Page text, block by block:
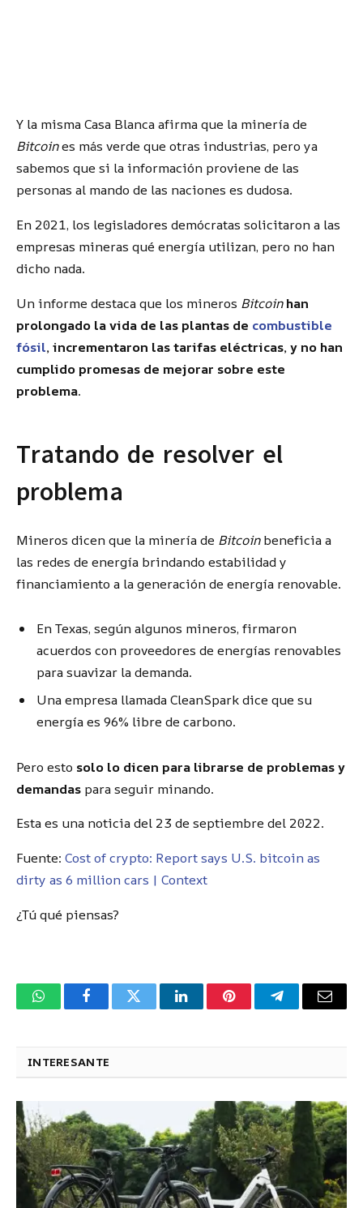
Y la misma Casa Blanca afirma que la minería de
Bitcoines más verde que otras industrias, pero ya
sabemos que si la información proviene de las
personas al mando de las naciones es dudosa.
En 2021, los legisladores demócratas solicitaron a las
empresas mineras qué energía utilizan, pero no han
dicho nada.
Un informe destaca que los mineros Bitcoinhan
prolongado la vida de las plantas de combustible
fósil, incrementaron las tarifas eléctricas, y no han
cumplido promesas de mejorar sobre este
problema.
Tratando de resolver el
problema
Mineros dicen que la minería de Bitcoinbeneficia a
las redes de energía brindando estabilidad y
financiamiento a la generación de energía renovable.
En Texas, según algunos mineros, firmaron
acuerdos con proveedores de energías renovables
para suavizar la demanda.
Una empresa llamada CleanSpark dice que su
energía es 96% libre de carbono.
Pero esto solo lo dicen para librarse de problemas y
demandas para seguir minando.
Esta es una noticia del 23 de septiembre del 2022.
Fuente: Cost of crypto: Report says U.S. bitcoin as
dirty as 6 million cars | Context
¿Tú qué piensas?
WhatsAppFacebookTwitter LinkedInPinterestTelegram
INTERESANTE